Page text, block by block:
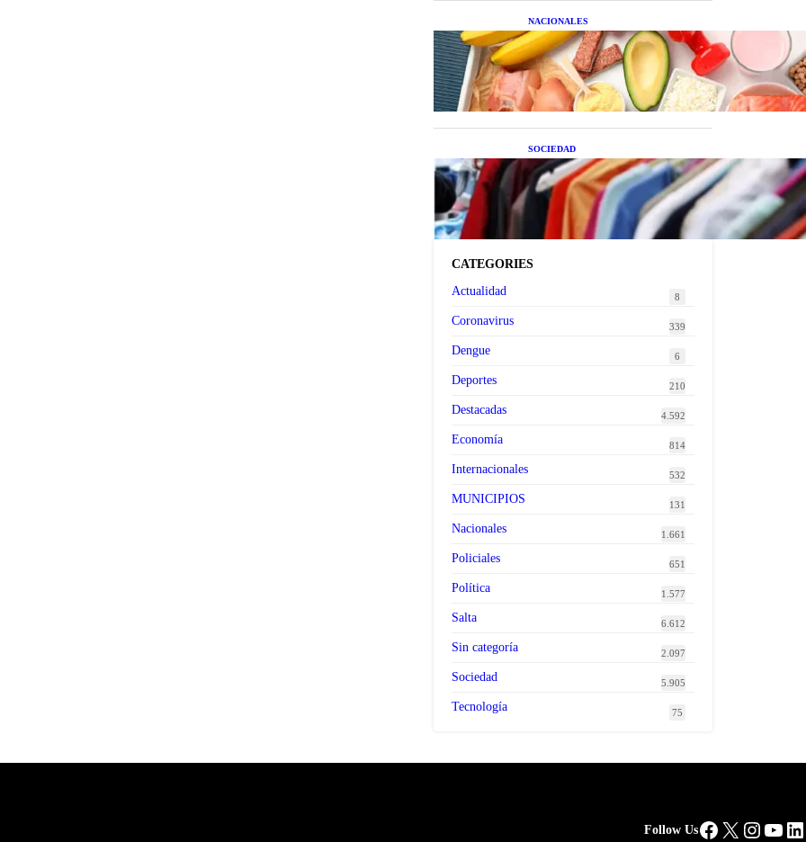
NACIONALES
Nutrición inteligente: Cinco
superalimentos de temporada
que deberías sumar a tu dieta
este mes
SOCIEDAD
Las grandes marcas globales
se suman a la tendencia de la
ropa de segunda mano
premium
CATEGORIES
Actualidad
8
Coronavirus 339
Dengue 6
Deportes 210
Destacadas 4.592
Economía 814
Internacionales 532
MUNICIPIOS 131
Nacionales 1.661
Policiales 651
Política 1.577
Salta 6.612
Sin categoría 2.097
Sociedad 5.905
Tecnología 75
Follow UsFacebook
X